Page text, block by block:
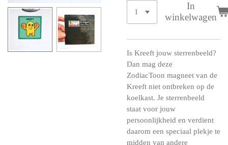
In
winkelwagen
Is Kreeft jouw sterrenbeeld?
Dan mag deze
ZodiacToon magneet van de
Kreeft niet ontbreken op de
koelkast. Je sterrenbeeld
staat voor jouw
persoonlijkheid en verdient
daarom een speciaal plekje te
midden van andere